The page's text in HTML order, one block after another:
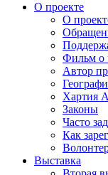
О проекте
О
Фильм о
Автор
Хартия
Законы
Часто
Как
Выставка